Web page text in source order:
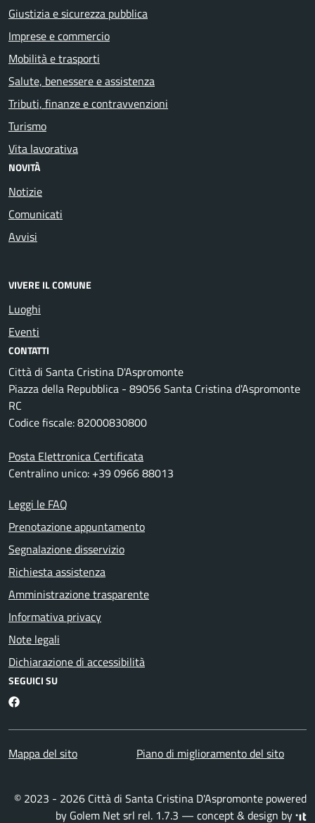
Giustizia e sicurezza pubblica
Imprese e commercio
Mobilità e trasporti
Salute, benessere e assistenza
Tributi, finanze e contravvenzioni
Turismo
Vita lavorativa
NOVITÀ
Notizie
Comunicati
Avvisi
VIVERE IL COMUNE
Luoghi
Eventi
CONTATTI
Città di Santa Cristina D'Aspromonte
Piazza della Repubblica - 89056 Santa Cristina d'Aspromonte
RC
Codice fiscale: 82000830800
Posta Elettronica Certificata
Centralino unico: +39 0966 88013
Leggi le FAQ
Prenotazione appuntamento
Segnalazione disservizio
Richiesta assistenza
Amministrazione trasparente
Informativa privacy
Note legali
Dichiarazione di accessibilità
SEGUICI SU
Facebook
Mappa del sito Piano di miglioramento del sito
© 2023 - 2026 Città di Santa Cristina D'Aspromonte powered
by Golem Net srl rel. 1.7.3 — concept & design by